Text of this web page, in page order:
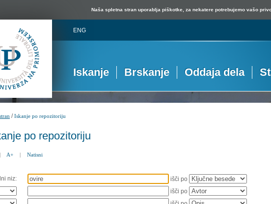
Naša spletna stran uporablja piškotke, za nekatere potrebujemo vašo
ENG
Iskanje Brskanje Oddaja dela
/Iskanje po repozitoriju
po repozitoriju
| A+ | Natisni
niz:
išči po
išči po